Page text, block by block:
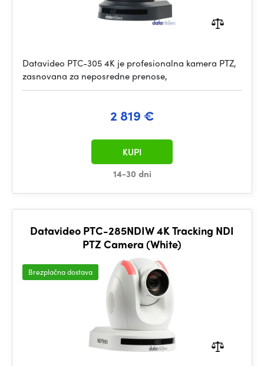
Datavideo PTC-305 4K je profesionalna kamera PTZ,
zasnovana za neposredne prenose,
2 819 €
14-30 dni
KUPI
Datavideo PTC-285NDIW 4K Tracking NDI
PTZ Camera (White)
Brezplačna dostava